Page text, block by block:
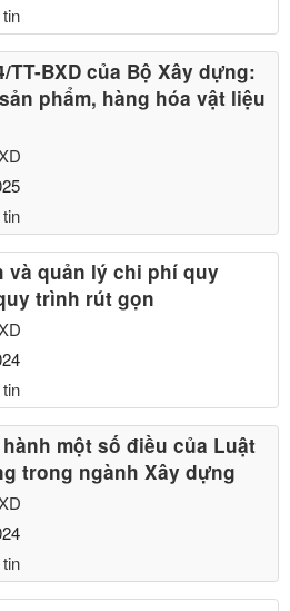
BXD của Bộ Xây dựng:
phẩm, hàng hóa vật liệu
và quản lý chi phí quy
trình rút gọn
một số điều của Luật
trong ngành Xây dựng